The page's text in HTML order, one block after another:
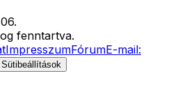
fenntartva.
ImpresszumFórumE-mail:
Sütibeállítások